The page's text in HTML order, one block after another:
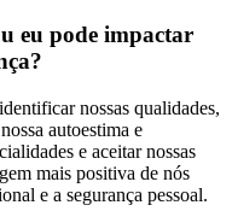
eu pode impactar
nossas qualidades,
autoestima e
e aceitar nossas
mais positiva de nós
e a segurança pessoal.